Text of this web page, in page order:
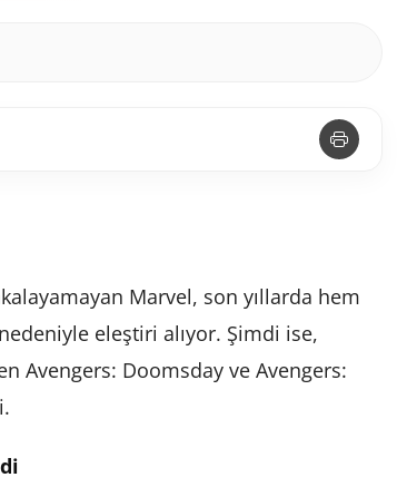
Marvel, son yıllarda hem
eleştiri alıyor. Şimdi ise,
Avengers: Doomsday ve Avengers: